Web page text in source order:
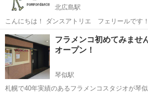
北広島駅
こんにちは！ ダンスアトリエ フェリールです！！ バトンダンス
スのレッスンでは、、、 ウォーミングアップの
り バトンの技練習、そして音楽に合わせて楽しくダンス♪
ューの子や...
北海道 北広島市 北広島駅 ダンス
フラメンコ初めてみま
オープン！
琴似駅
札幌で40年実績のあるフラメンコスタジオが琴